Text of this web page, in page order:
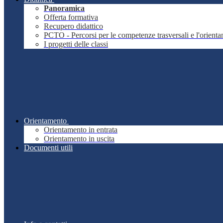
Panoramica
Offerta formativa
Recupero didattico
PCTO - Percorsi per le competenze trasversali e
I progetti delle classi
Orientamento
Orientamento in entrata
Orientamento in uscita
Documenti utili